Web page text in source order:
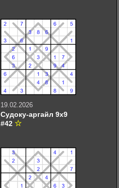
19.02.2026
Судоку-аргайл 9х9
#42